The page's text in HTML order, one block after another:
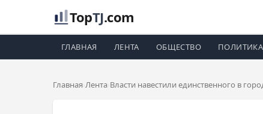
TopTJ.com
ГЛАВНАЯ ЛЕНТА ОБЩЕСТВО ПОЛИТИКА
Главная Лента Власти навестили единственного в